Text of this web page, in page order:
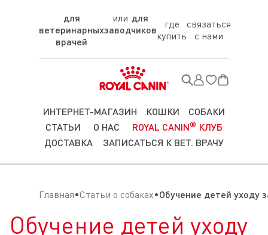
для
ветеринарных
врачей
для
заводчиков
где
купить
связаться
с нами
ИНТЕРНЕТ-МАГАЗИН КОШКИ
СОБАКИ
СТАТЬИ
О НАС ROYAL CANIN® КЛУБ
ДОСТАВКА
ЗАПИСАТЬСЯ К ВЕТ. ВРАЧУ
Главная Статьи о собаках Обучение детей уходу
Обучение детей уходу